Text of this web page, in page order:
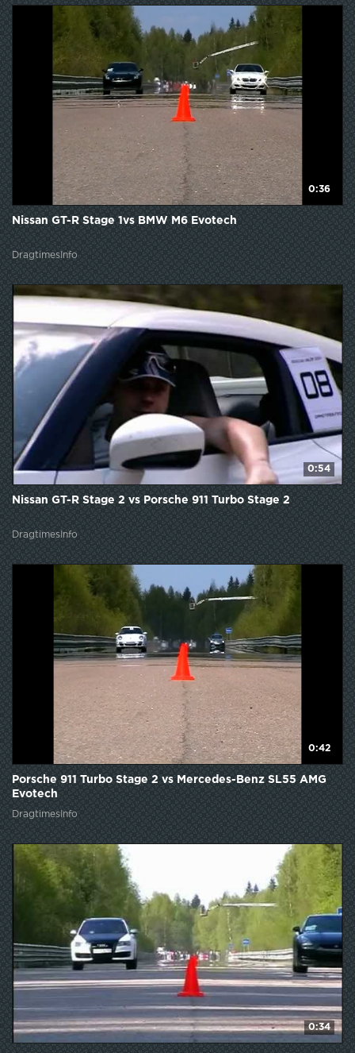
0:36
Nissan GT-R Stage 1vs BMW M6 Evotech
DragtimesInfo
0:54
Nissan GT-R Stage 2 vs Porsche 911 Turbo Stage 2
DragtimesInfo
0:42
Porsche 911 Turbo Stage 2 vs Mercedes-Benz SL55 AMG
Evotech
DragtimesInfo
0:34